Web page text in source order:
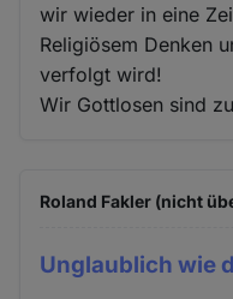
wir wieder in eine
Religiösem Denken
verfolgt wird!
Wir Gottlosen sind
Roland Fakler (nicht
Unglaublich wie